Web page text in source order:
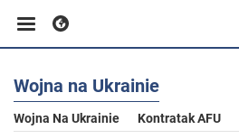
Biznes
Wojna na Ukrainie
Wojna Na Ukrainie Kontratak AFU